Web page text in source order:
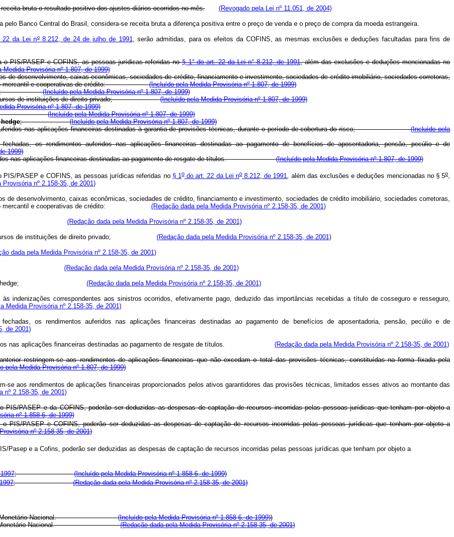
bruta o resultado positivo dos ajustes diários ocorridos no mês. (Revogado pela Lei nº 11.051, de 2004)
Banco Central do Brasil, considera-se receita bruta a diferença positiva entre o preço de venda e o preço de compra da moeda estrangeira.
da Lei nº8.212, de 24 de julho de 1991
, serão admitidas, para os efeitos da COFINS, as mesmas exclusões e deduções facultadas para fins de
PIS/PASEP e COFINS, as pessoas jurídicas referidas no§ 1° do art. 22 da Lei n° 8.212, de 1991, além das exclusões e deduções mencionadas no
Medida Provisória nº 1.807, de 1999)
de desenvolvimento, caixas econômicas, sociedades de crédito, financiamento e investimento, sociedades de crédito imobiliário, sociedades corretoras,
mercantil e cooperativas de crédito:(Incluído pela Medida Provisória nº 1.807, de 1999)
financeira;(Incluído pela Medida Provisória nº 1.807, de 1999)
de recursos de instituições de direito privado;(Incluído pela Medida Provisória nº 1.807, de 1999)
Provisória nº 1.807, de 1999)
com ações;(Incluído pela Medida Provisória nº 1.807, de 1999)
hedge;(Incluído pela Medida Provisória nº 1.807, de 1999)
auferidos nas aplicações financeiras destinadas à garantia de provisões técnicas, durante o período de cobertura do risco;(Incluído pela
os rendimentos auferidos nas aplicações financeiras destinadas ao pagamento de benefícios de aposentadoria, pensão, pecúlio e de
1999)
nas aplicações financeiras destinadas ao pagamento de resgate de títulos.(Incluído pela Medida Provisória nº 1.807, de 1999)
PASEP e COFINS, as pessoas jurídicas referidas no § 1odo art. 22 da Lei no8.212, de 1991, além das exclusões e deduções mencionadas no § 5o,
nº 2.158-35, de 2001)
de desenvolvimento, caixas econômicas, sociedades de crédito, financiamento e investimento, sociedades de crédito imobiliário, sociedades corretoras,
mercantil e cooperativas de crédito: (Redação dada pela Medida Provisória nº 2.158-35, de 2001)
financeira; (Redação dada pela Medida Provisória nº 2.158-35, de 2001)
de recursos de instituições de direito privado; (Redação dada pela Medida Provisória nº 2.158-35, de 2001)
dada pela Medida Provisória nº 2.158-35, de 2001)
com ações; (Redação dada pela Medida Provisória nº 2.158-35, de 2001)
(Redação dada pela Medida Provisória nº 2.158-35, de 2001)
indenizações correspondentes aos sinistros ocorridos, efetivamente pago, deduzido das importâncias recebidas a título de cosseguro e resseguro,
Medida Provisória nº 2.158-35, de 2001)
os rendimentos auferidos nas aplicações financeiras destinadas ao pagamento de benefícios de aposentadoria, pensão, pecúlio e de
de 2001)
nas aplicações financeiras destinadas ao pagamento de resgate de títulos. (Redação dada pela Medida Provisória nº 2.158-35, de 2001)
restringem-se aos rendimentos de aplicações financeiras que não excedam o total das provisões técnicas, constituídas na forma fixada pela
pela Medida Provisória nº 1.807, de 1999)
se aos rendimentos de aplicações financeiras proporcionados pelos ativos garantidores das provisões técnicas, limitados esses ativos ao montante das
nº 2.158-35, de 2001)
PASEP e da COFINS, poderão ser deduzidas as despesas de captação de recursos incorridas pelas pessoas jurídicas que tenham por objeto a
nº 1.858-6, de 1999)
PASEP e COFINS, poderão ser deduzidas as despesas de captação de recursos incorridas pelas pessoas jurídicas que tenham por objeto a
nº 2.158-35, de 2001)
Pasep e a Cofins, poderão ser deduzidas as despesas de captação de recursos incorridas pelas pessoas jurídicas que tenham por objeto a
;(Incluído pela Medida Provisória nº 1.858-6, de 1999)
;(Redação dada pela Medida Provisória nº 2.158-35, de 2001)
Conselho Monetário Nacional.(Incluído pela Medida Provisória nº 1.858-6, de 1999))
Conselho Monetário Nacional.(Redação dada pela Medida Provisória nº 2.158-35, de 2001)